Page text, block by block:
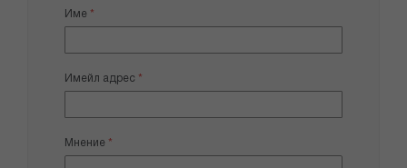
star
stars
stars
stars
stars
Име
Имейл адрес
Мнение